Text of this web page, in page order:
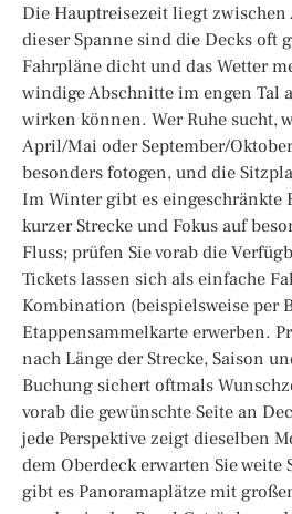
Die Hauptreisezeit liegt
dieser Spanne sind die Decks oft
Fahrpläne dicht und das Wetter
windige Abschnitte im engen Tal
wirken können. Wer Ruhe sucht,
April/Mai oder September/
besonders fotogen, und die
Im Winter gibt es eingeschränkte
kurzer Strecke und Fokus auf
Fluss; prüfen Sie vorab die
Tickets lassen sich als einfache
Kombination (beispielsweise per
Etappensammelkarte erwerben.
nach Länge der Strecke, Saison
Buchung sichert oftmals
vorab die gewünschte Seite an
jede Perspektive zeigt dieselben
dem Oberdeck erwarten Sie
gibt es Panoramaplätze mit